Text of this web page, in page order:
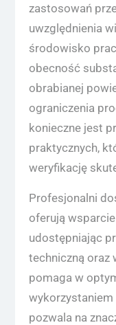
zastosowań
uwzględnienia
środowisko
obecność
obrabianej
ograniczenia
konieczne jest
praktycznych,
weryfikację
Profesjonalni
oferują
udostępniając
techniczną oraz
pomaga w
pozwala na